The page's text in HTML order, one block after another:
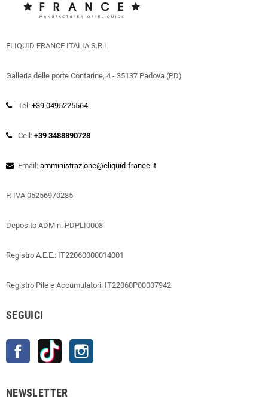
ELIQUID FRANCE ITALIA S.R.L.
Galleria delle porte Contarine, 4 - 35137 Padova (PD)
Tel: +39 0495225564
Cell: +39 3488890728
Email: amministrazione@eliquid-france.it
P. IVA 05256970285
Deposito ADM n. PDPLI0008
Registro A.E.E.: IT22060000014001
Registro Pile e Accumulatori: IT22060P00007942
SEGUICI
Facebook TikTok
NEWSLETTER